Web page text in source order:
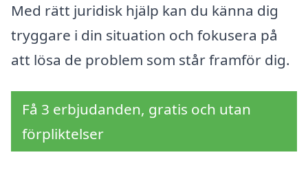
Med rätt juridisk hjälp kan du känna dig
tryggare i din situation och fokusera på
att lösa de problem som står framför dig.
Få 3 erbjudanden, gratis och utan
förpliktelser